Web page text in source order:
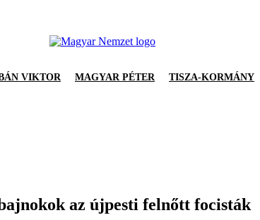
VIKTOR MAGYAR PÉTER TISZA-KORMÁNY
az újpesti felnőtt focisták